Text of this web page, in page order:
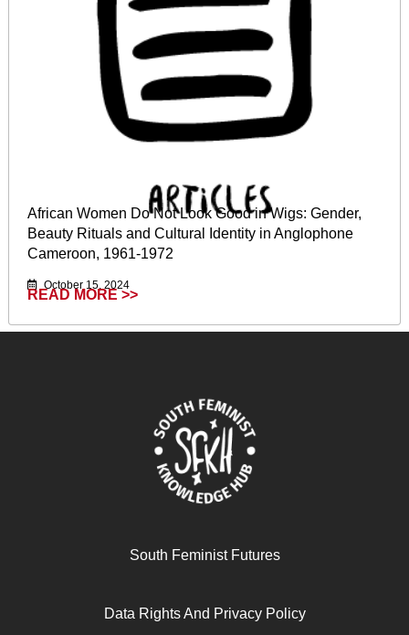
African Women Do Not Look Good in Wigs: Gender,
Beauty Rituals and Cultural Identity in Anglophone
Cameroon, 1961-1972
October 15, 2024
READ MORE >>
South Feminist Futures
Data Rights And Privacy Policy